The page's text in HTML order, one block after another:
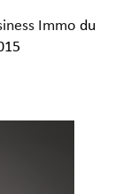
Immo du